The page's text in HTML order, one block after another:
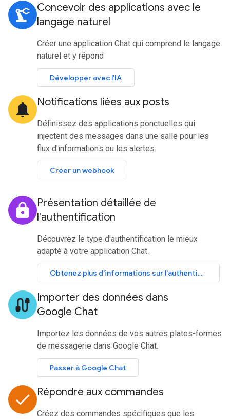
precision_manufacturing Concevoir des applications avec le
langage naturel
Créer une application Chat qui comprend le langage
naturel et y répond
Développer avec l'IA
notifications Notifications liées aux posts
Définissez des applications ponctuelles qui
injectent des messages dans une salle pour les
flux d'informations ou les alertes.
Créer un webhook
lock
Présentation détaillée de
l'authentification
Découvrez le type d'authentification le mieux
adapté à votre application Chat.
Obtenez plus d'informations sur l'authentification.
cable
Importer des données dans
Google Chat
Importez les données de vos autres plates-formes
de messagerie dans Google Chat.
Passer à Google Chat
done Répondre aux commandes
Créez des commandes spécifiques que les